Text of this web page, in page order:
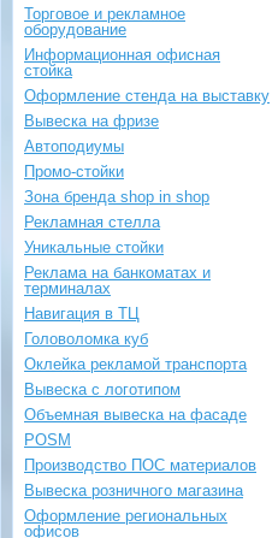
Торговое и рекламное
оборудование
Информационная офисная
стойка
Оформление стенда на выставку
Вывеска на фризе
Автоподиумы
Промо-стойки
Зона бренда shop in shop
Рекламная стелла
Уникальные стойки
Реклама на банкоматах и
терминалах
Навигация в ТЦ
Головоломка куб
Оклейка рекламой транспорта
Вывеска с логотипом
Объемная вывеска на фасаде
POSM
Производство ПОС материалов
Вывеска розничного магазина
Оформление региональных
офисов